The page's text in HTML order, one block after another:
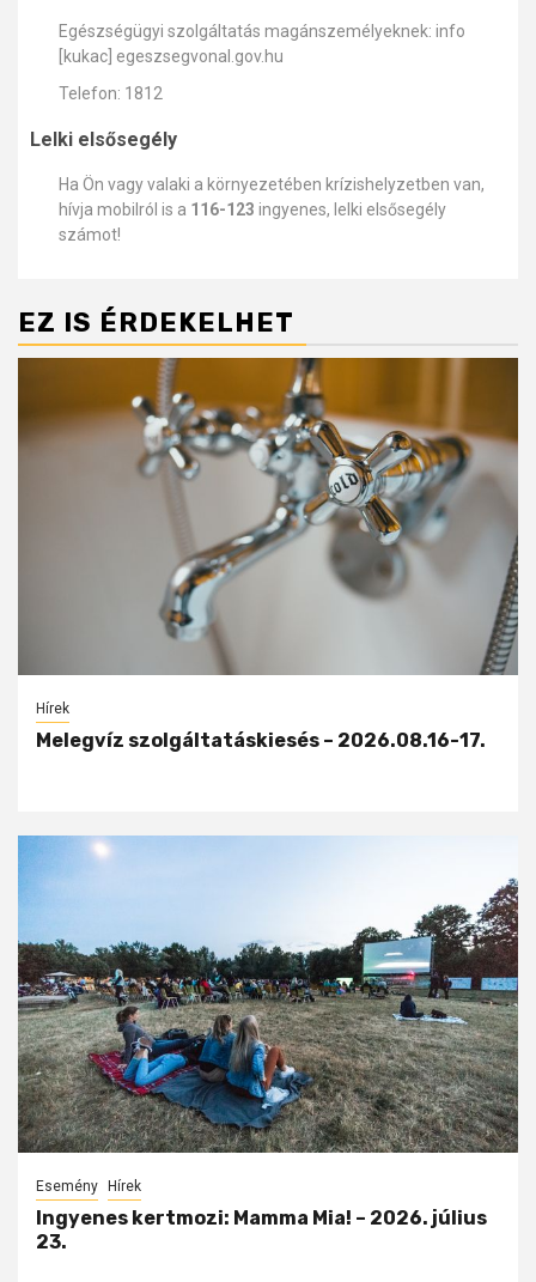
Egészségügyi szolgáltatás magánszemélyeknek: info
[kukac] egeszsegvonal.gov.hu
Telefon: 1812
Lelki elsősegély
Ha Ön vagy valaki a környezetében krízishelyzetben van,
hívja mobilról is a 116-123 ingyenes, lelki elsősegély
számot!
EZ IS ÉRDEKELHET
Hírek
Melegvíz szolgáltatáskiesés – 2026.08.16-17.
Esemény Hírek
Ingyenes kertmozi: Mamma Mia! – 2026. július
23.